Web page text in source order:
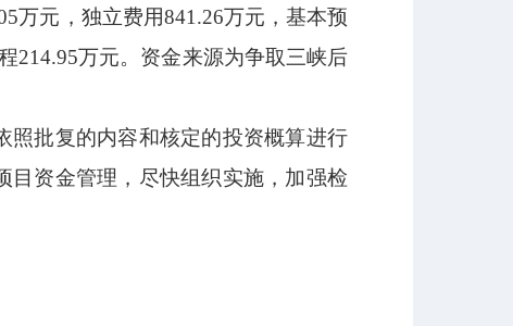
万元，独立费用841.26万元，基本预
214.95万元。资金来源为争取三峡后
照批复的内容和核定的投资概算进行
目资金管理，尽快组织实施，加强检